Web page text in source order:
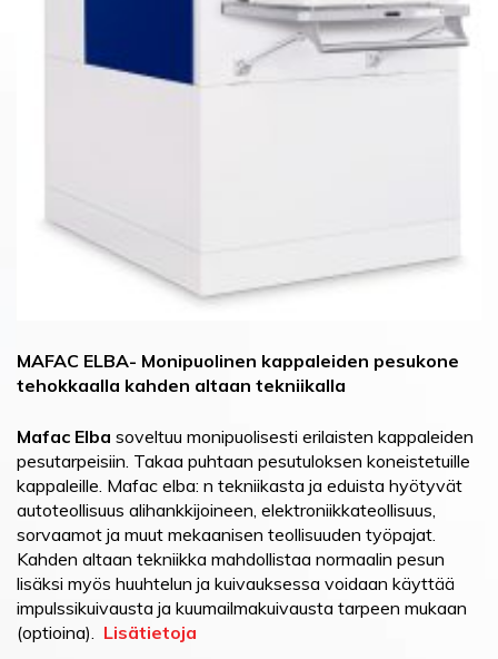
MAFAC ELBA- Monipuolinen kappaleiden pesukone
tehokkaalla kahden altaan tekniikalla
Mafac Elba soveltuu monipuolisesti erilaisten kappaleiden
pesutarpeisiin. Takaa puhtaan pesutuloksen koneistetuille
kappaleille. Mafac elba: n tekniikasta ja eduista hyötyvät
autoteollisuus alihankkijoineen, elektroniikkateollisuus,
sorvaamot ja muut mekaanisen teollisuuden työpajat.
Kahden altaan tekniikka mahdollistaa normaalin pesun
lisäksi myös huuhtelun ja kuivauksessa voidaan käyttää
impulssikuivausta ja kuumailmakuivausta tarpeen mukaan
(optioina). Lisätietoja